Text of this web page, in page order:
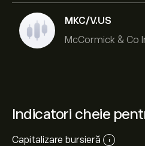
MKC/V.US
McCormick & Co
Indicatori cheie
Capitalizare bursieră i